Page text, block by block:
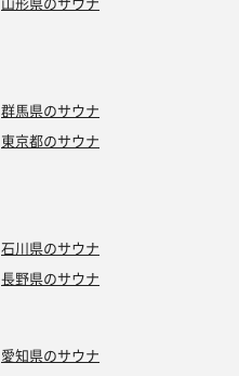
群馬県のサウナ
東京都のサウナ
石川県のサウナ
長野県のサウナ
愛知県のサウナ